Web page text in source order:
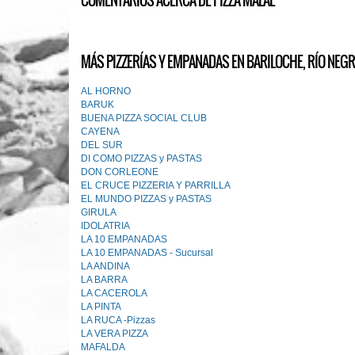
MÁS PIZZERÍAS Y EMPANADAS EN BARILOCHE, RÍO
AL HORNO
BARUK
BUENA PIZZA SOCIAL CLUB
CAYENA
DEL SUR
DI COMO PIZZAS y PASTAS
DON CORLEONE
EL CRUCE PIZZERIA Y PARRILLA
EL MUNDO PIZZAS y PASTAS
GIRULA
IDOLATRIA
LA 10 EMPANADAS
LA 10 EMPANADAS - Sucursal
LA ANDINA
LA BARRA
LA CACEROLA
LA PINTA
LA RUCA -Pizzas
LA VERA PIZZA
MAFALDA